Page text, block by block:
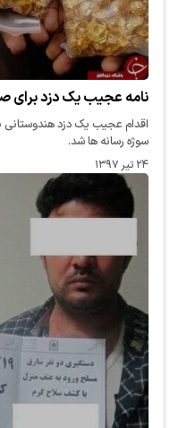
نامه عجیب یک دزد برای
اقدام عجیب یک دزد
سوژه رسانه ها شد.
۲۴ تیر ۱۳۹۷